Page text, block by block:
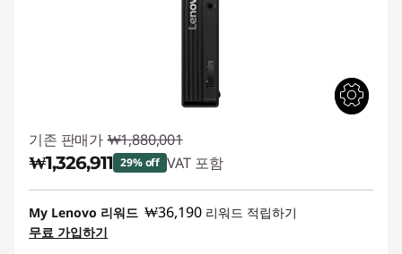
기존 판매가 ₩1,880,001
₩1,326,911 29% off VAT 포함
즉시 할인: :-₩553,090
My Lenovo 리워드 ₩36,190 리워드 적립하기
무료 가입하기